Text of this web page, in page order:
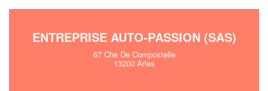
ENTREPRISE AUTO-PASSION (SAS)
67 Che De Compostelle
13200 Arles